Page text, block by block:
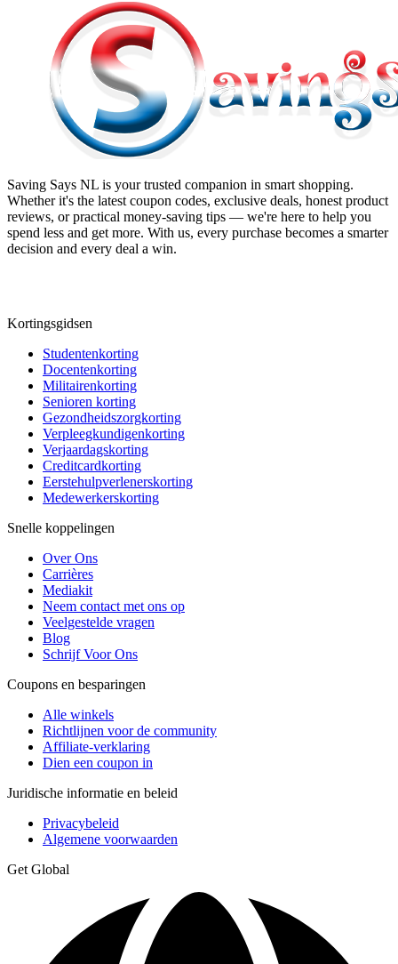
Saving Says NL is your trusted companion in smart shopping.
Whether it's the latest coupon codes, exclusive deals, honest product
reviews, or practical money-saving tips — we're here to help you
spend less and get more. With us, every purchase becomes a smarter
decision and every deal a win.
Kortingsgidsen
Studentenkorting
Docentenkorting
Militairenkorting
Senioren korting
Gezondheidszorgkorting
Verpleegkundigenkorting
Verjaardagskorting
Creditcardkorting
Eerstehulpverlenerskorting
Medewerkerskorting
Snelle koppelingen
Over Ons
Carrières
Mediakit
Neem contact met ons op
Veelgestelde vragen
Blog
Schrijf Voor Ons
Coupons en besparingen
Alle winkels
Richtlijnen voor de community
Affiliate-verklaring
Dien een coupon in
Juridische informatie en beleid
Privacybeleid
Algemene voorwaarden
Get Global